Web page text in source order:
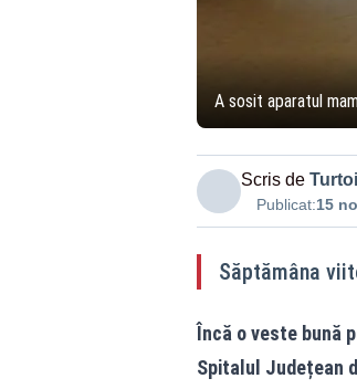
A sosit aparatul
Scris de
Publicat:15
Săptămâna
Încă o veste bună
Spitalul Județean